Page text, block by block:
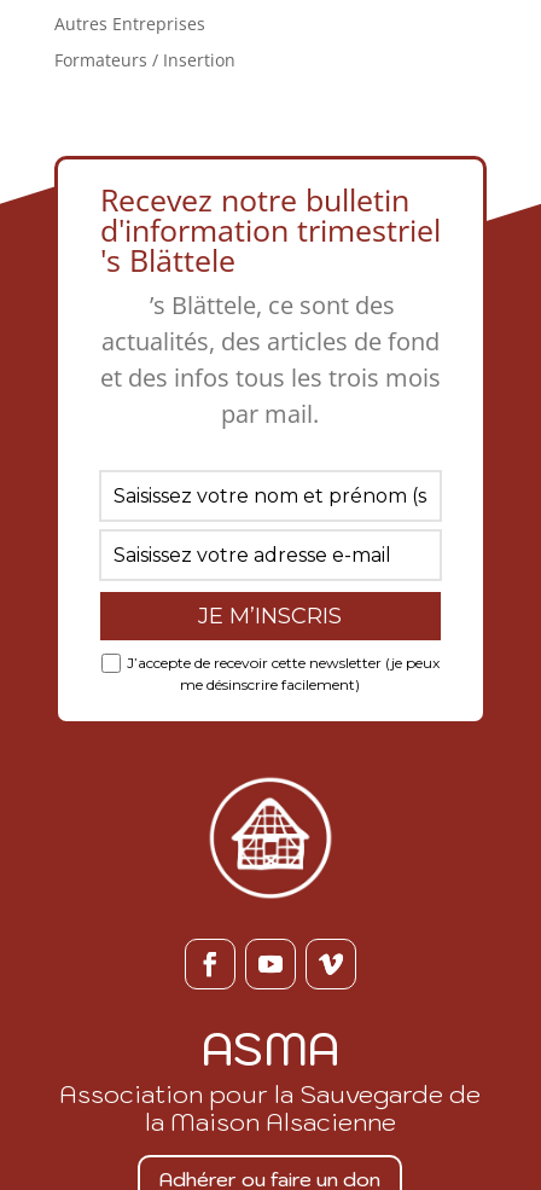
Autres Entreprises
Formateurs / Insertion
Recevez notre bulletin
d'information trimestriel
's Blättele
’s Blättele, ce sont des
actualités, des articles de fond
et des infos tous les trois mois
par mail.
J’accepte de recevoir cette newsletter (je peux
me désinscrire facilement)
ASMA
Association pour la Sauvegarde de
la Maison Alsacienne
Adhérer ou faire un don